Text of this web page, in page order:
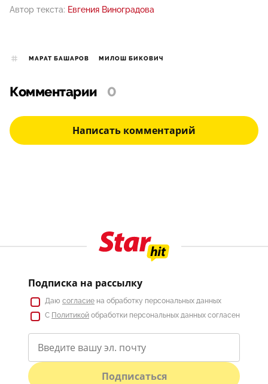
Автор текста: Евгения Виноградова
МАРАТ БАШАРОВ МИЛОШ БИКОВИЧ
Комментарии 0
Написать комментарий
Подписка на рассылку
Даю согласие на обработку персональных данных
С Политикой обработки персональных данных согласен
Подписаться